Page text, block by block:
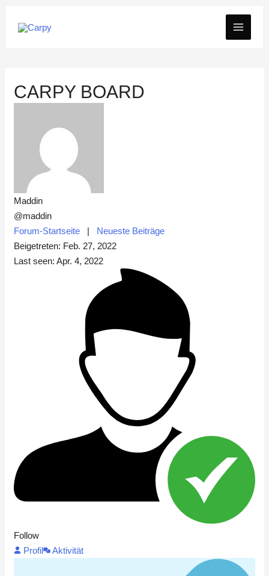
Inhalt
MAIN
CARPY BOARD
Maddin
@maddin
Forum-Startseite | Neueste Beiträge
Beigetreten: Feb. 27, 2022
Last seen: Apr. 4, 2022
Follow
Profil
Aktivität